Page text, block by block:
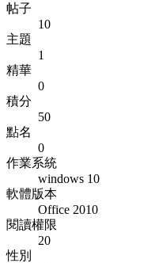
帖子
10
主題
1
精華
0
積分
50
點名
0
作業系統
windows 10
軟體版本
Office 2010
閱讀權限
20
性別